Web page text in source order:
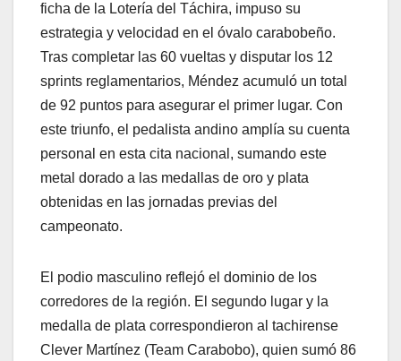
ficha de la Lotería del Táchira, impuso su
estrategia y velocidad en el óvalo carabobeño.
Tras completar las 60 vueltas y disputar los 12
sprints reglamentarios, Méndez acumuló un total
de 92 puntos para asegurar el primer lugar. Con
este triunfo, el pedalista andino amplía su cuenta
personal en esta cita nacional, sumando este
metal dorado a las medallas de oro y plata
obtenidas en las jornadas previas del
campeonato.
​El podio masculino reflejó el dominio de los
corredores de la región. El segundo lugar y la
medalla de plata correspondieron al tachirense
Clever Martínez (Team Carabobo), quien sumó 86